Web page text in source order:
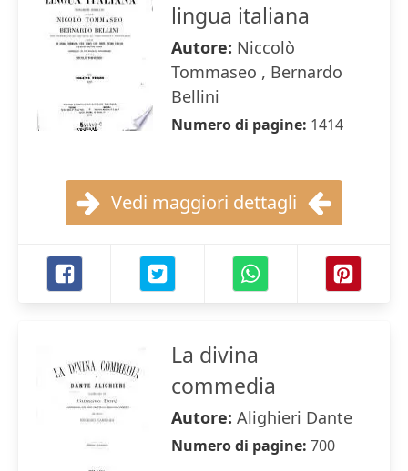
lingua italiana
Autore: Niccolò
Tommaseo , Bernardo
Bellini
Numero di pagine: 1414
Vedi maggiori dettagli
La divina
commedia
Autore: Alighieri Dante
Numero di pagine: 700